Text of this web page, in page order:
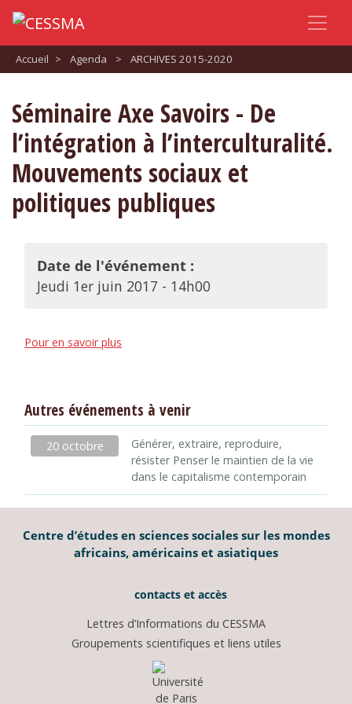
Accueil > Agenda > ARCHIVES 2015-2020
Séminaire Axe Savoirs - De
l’intégration à l’interculturalité.
Mouvements sociaux et
politiques publiques
Date de l'événement :
Jeudi 1er juin 2017 - 14h00
Pour en savoir plus
Autres événements à venir
20 octobre
Générer, extraire, reproduire,
résister Penser le maintien de la vie
dans le capitalisme contemporain
Centre d’études en sciences sociales sur les mondes
africains, américains et asiatiques
contacts et accès
Lettres d’Informations du CESSMA
Groupements scientifiques et liens utiles